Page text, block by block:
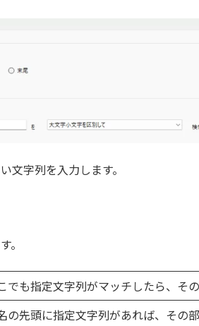
文字列を入力します。
。
でも指定文字列がマッチしたら、その
の先頭に指定文字列があれば、その部